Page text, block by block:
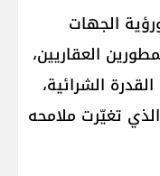
الجهات
العقاريين،
الشرائية،
تغيّرت ملامحه